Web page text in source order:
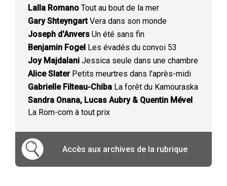
Lalla Romano Tout au bout de la mer
Gary ShteyngartVera dans son monde
Joseph d'Anvers Un été sans fin
Benjamin Fogel Les évadés du convoi 53
Joy Majdalani Jessica seule dans une chambre
Alice SlaterPetits meurtres dans l'après-midi
Gabrielle Filteau-Chiba La forêt du Kamouraska
Sandra Onana, Lucas Aubry & Quentin Mével
La Rom-com à tout prix
Accès aux archives de la rubrique